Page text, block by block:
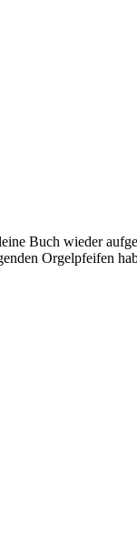
Buch wieder
Orgelpfeifen